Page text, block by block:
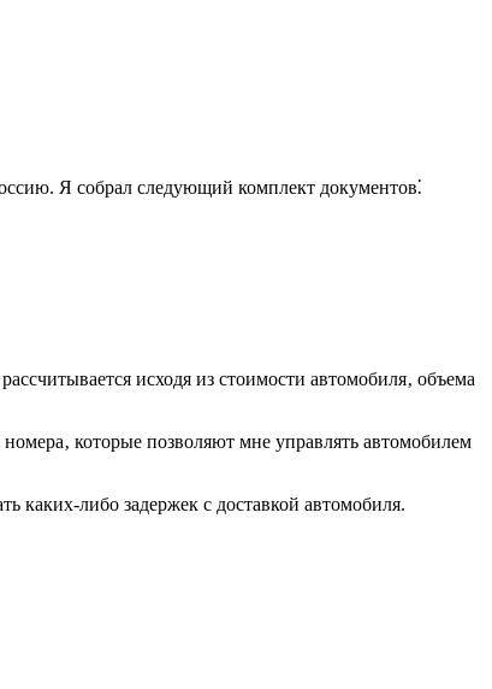
Я собрал следующий комплект документов⁚
исходя из стоимости автомобиля‚ объема
которые позволяют мне управлять автомобилем
каких-либо задержек с доставкой автомобиля.